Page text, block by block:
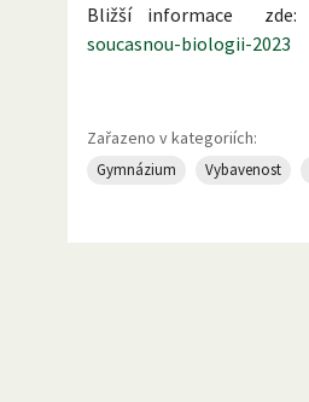
Bližší informace zde:
soucasnou-biologii-2023
Zařazeno v kategoriích:
Gymnázium Vybavenost